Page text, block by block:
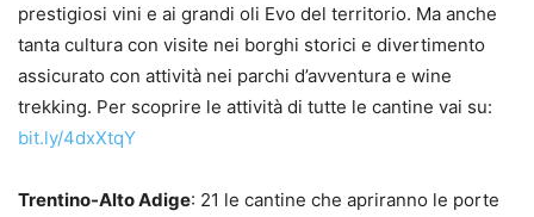
prestigiosi vini e ai grandi oli Evo del territorio. Ma anche
tanta cultura con visite nei borghi storici e divertimento
assicurato con attività nei parchi d’avventura e wine
trekking. Per scoprire le attività di tutte le cantine vai su:
bit.ly/4dxXtqY
Trentino-Alto Adige: 21 le cantine che apriranno le porte